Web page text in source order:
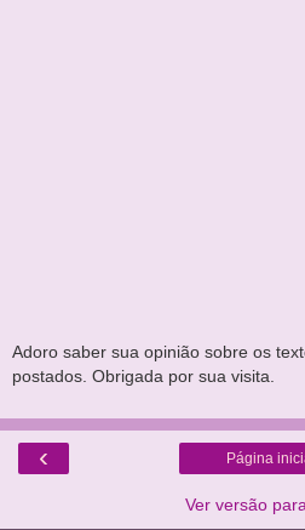
Adoro saber sua opinião sobre os
postados. Obrigada por sua visita.
‹ Página
Ver versão